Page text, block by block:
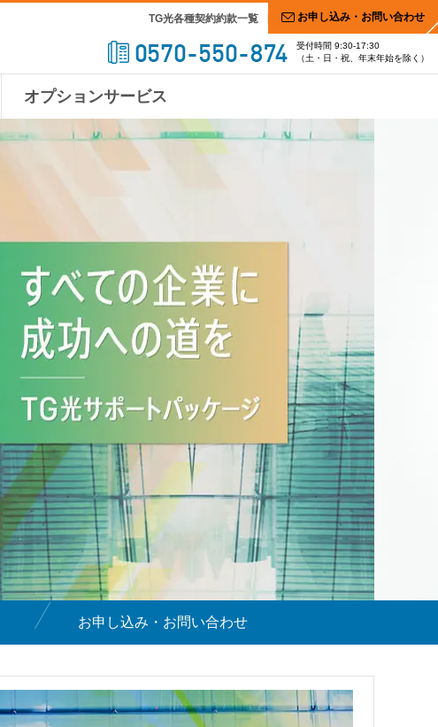
TG光各種契約約款一覧 お申し込み・お問い合わせ
受付時間 9:30-17:30
（土・日・祝、年末年始を除く）
オプションサービス
お申し込み・お問い合わせ